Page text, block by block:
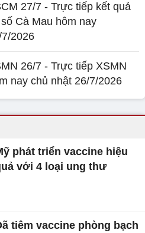
27/7 - Trực tiếp kết quả
Cà Mau hôm nay
7/2026
26/7 - Trực tiếp XSMN
nay chủ nhật 26/7/2026
phát triển vaccine hiệu
với 4 loại ung thư
tiêm vaccine phòng bạch